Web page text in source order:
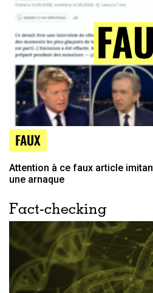
FAUX
Attention à ce faux article
une arnaque
Fact-checking